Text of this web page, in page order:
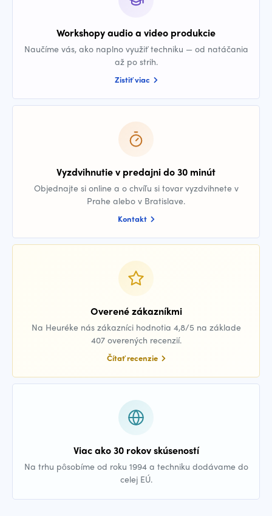
Workshopy audio a video produkcie
Naučíme vás, ako naplno využiť techniku — od natáčania
až po strih.
Zistiť viac
Vyzdvihnutie v predajni do 30 minút
Objednajte si online a o chvíľu si tovar vyzdvihnete v
Prahe alebo v Bratislave.
Kontakt
Overené zákazníkmi
Na Heuréke nás zákazníci hodnotia 4,8/5 na základe
407 overených recenzií.
Čítať recenzie
Viac ako 30 rokov skúseností
Na trhu pôsobíme od roku 1994 a techniku dodávame do
celej EÚ.